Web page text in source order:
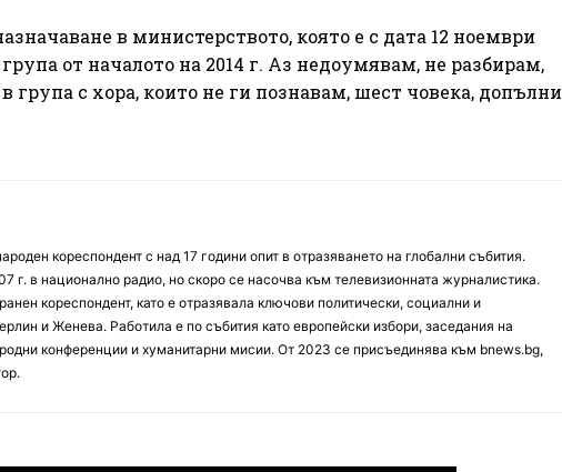
в министерството, която е с дата 12 ноември
от началото на 2014 г. Аз недоумявам, не разбирам,
с хора, които не ги познавам, шест човека, допълни
кореспондент с над 17 години опит в отразяването на глобални събития.
г. в национално радио, но скоро се насочва към телевизионната журналистика.
кореспондент, като е отразявала ключови политически, социални и
и Женева. Работила е по събития като европейски избори, заседания на
конференции и хуманитарни мисии. От 2023 се присъединява към bnews.bg,